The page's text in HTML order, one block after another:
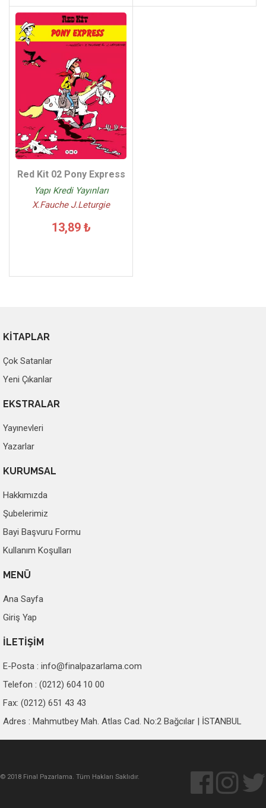
Red Kit 02 Pony Express
Yapı Kredi Yayınları
X.Fauche J.Leturgie
13,89 ₺
KİTAPLAR
Çok Satanlar
Yeni Çıkanlar
EKSTRALAR
Yayınevleri
Yazarlar
KURUMSAL
Hakkımızda
Şubelerimiz
Bayi Başvuru Formu
Kullanım Koşulları
MENÜ
Ana Sayfa
Giriş Yap
İLETİŞİM
E-Posta : info@finalpazarlama.com
Telefon : (0212) 604 10 00
Fax: (0212) 651 43 43
Adres : Mahmutbey Mah. Atlas Cad. No:2 Bağcılar | İSTANBUL
© 2018 Final Pazarlama. Tüm Hakları Saklıdır.